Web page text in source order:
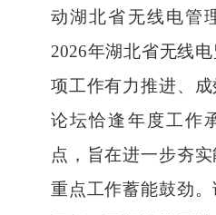
动湖北省无线电管
2026年湖北省无线
项工作有力推进、
论坛恰逢年度工作
点，旨在进一步夯
重点工作蓄能鼓劲